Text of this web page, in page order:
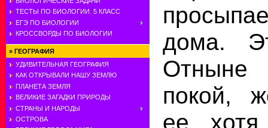
ТЕСТЫ ПО БИОЛОГИИ. 5 КЛАСС
ЕГЭ ПО БИОЛОГИИ
КРОССВОРДЫ ПО БИОЛОГИИ
» ГЕОГРАФИЯ
УДИВИТЕЛЬНАЯ ГЕОГРАФИЯ
КАК ОТКРЫВАЛИ НАШУ ЗЕМЛЮ
ПЛАНЕТА ЗЕМЛЯ
ВЕЛИКИЕ ЗАГАДКИ ПРИРОДЫ
СТРАНЫ И НАРОДЫ
ОСТРОВА
дома.
покой,
ее